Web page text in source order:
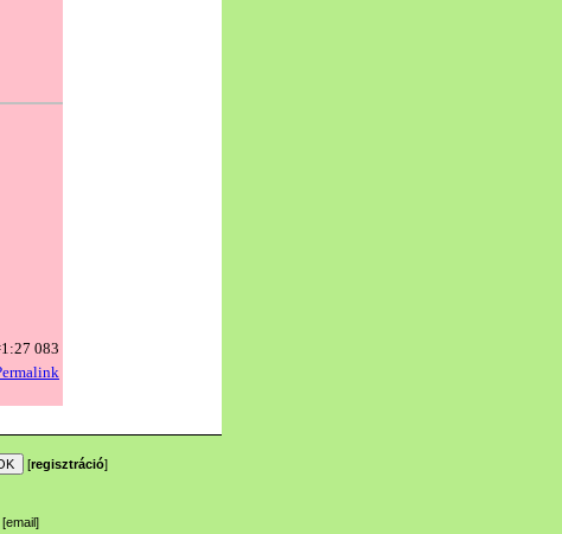
[regisztráció]
[email]